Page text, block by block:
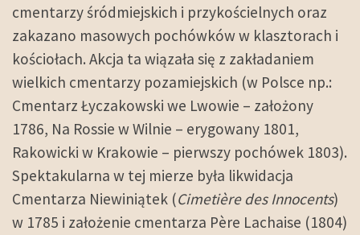
cmentarzy śródmiejskich i przykościelnych oraz
zakazano masowych pochówków w klasztorach i
kościołach. Akcja ta wiązała się z zakładaniem
wielkich cmentarzy pozamiejskich (w Polsce np.:
Cmentarz Łyczakowski we Lwowie – założony
1786, Na Rossie w Wilnie – erygowany 1801,
Rakowicki w Krakowie – pierwszy pochówek 1803).
Spektakularna w tej mierze była likwidacja
Cmentarza Niewiniątek (Cimetière des Innocents)
w 1785 i założenie cmentarza Père Lachaise (1804)